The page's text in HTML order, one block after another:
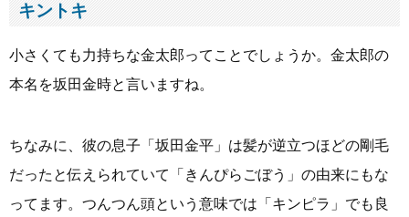
キントキ
小さくても力持ちな金太郎ってことでしょうか。金太郎の
本名を坂田金時と言いますね。
ちなみに、彼の息子「坂田金平」は髪が逆立つほどの剛毛
だったと伝えられていて「きんぴらごぼう」の由来にもな
ってます。つんつん頭という意味では「キンピラ」でも良